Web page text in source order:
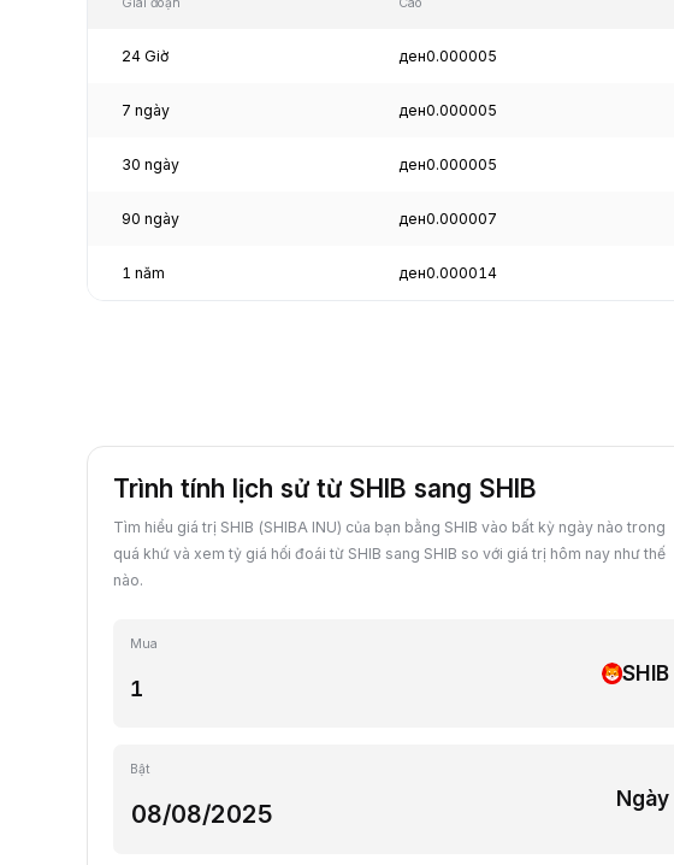
24 Giờ ден0.000005
7 ngày ден0.000005
30 ngày ден0.000005
90 ngày ден0.000007
1 năm ден0.000014
Trình tính lịch sử từ SHIB sang SHIB
Tìm hiểu giá trị SHIB (SHIBA INU) của bạn bằng SHIB vào bất kỳ ngày nào trong
quá khứ và xem tỷ giá hối đoái từ SHIB sang SHIB so với giá trị hôm nay như thế
nào.
Mua
SHIB
Bật
Ngày